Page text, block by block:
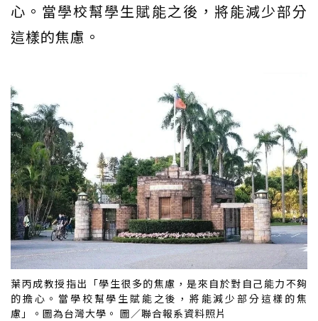
心。當學校幫學生賦能之後，將能減少部分
這樣的焦慮。
葉丙成教授指出「學生很多的焦慮，是來自於對自己能力不夠
的擔心。當學校幫學生賦能之後，將能減少部分這樣的焦
慮」。圖為台灣大學。 圖／聯合報系資料照片